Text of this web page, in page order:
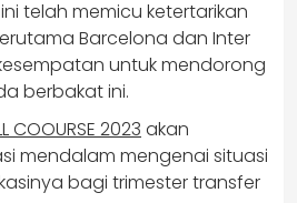
telah memicu ketertarikan
Barcelona dan Inter
untuk mendorong
berbakat ini.
COOURSE 2023 akan
mendalam mengenai situasi
bagi trimester transfer